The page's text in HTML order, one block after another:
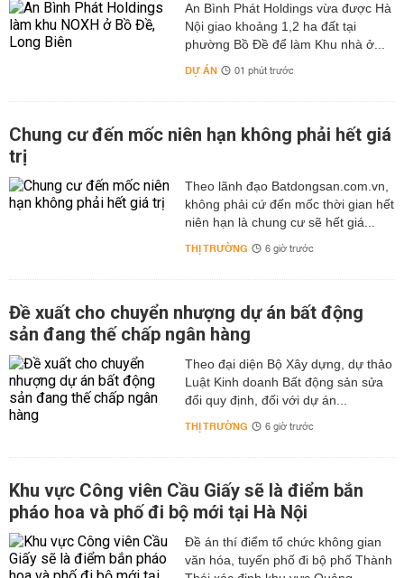
An Bình Phát Holdings vừa được Hà
Nội giao khoảng 1,2 ha đất tại
phường Bồ Đề để làm Khu nhà ở...
DỰ ÁN 01 phút trước
Chung cư đến mốc niên hạn không phải hết giá
trị
Theo lãnh đạo Batdongsan.com.vn,
không phải cứ đến mốc thời gian hết
niên hạn là chung cư sẽ hết giá...
THỊ TRƯỜNG 6 giờ trước
Đề xuất cho chuyển nhượng dự án bất động
sản đang thế chấp ngân hàng
Theo đại diện Bộ Xây dựng, dự thảo
Luật Kinh doanh Bất động sản sửa
đổi quy định, đối với dự án...
THỊ TRƯỜNG 6 giờ trước
Khu vực Công viên Cầu Giấy sẽ là điểm bắn
pháo hoa và phố đi bộ mới tại Hà Nội
Đề án thí điểm tổ chức không gian
văn hóa, tuyến phố đi bộ phố Thành